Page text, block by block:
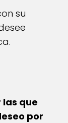
su
las que
por